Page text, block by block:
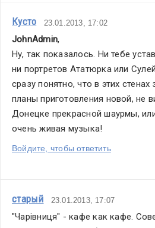
Кусто 23.01.2013, 17:02
JohnAdmin,
Ну, так показалось. Ни тебе
ни портретов Ататюрка или
сразу понятно, что в этих
планы приготовления новой, не
Донецке прекрасной шаурмы,
очень живая музыка!
Войдите, чтобы ответить
старый 23.01.2013, 17:07
"Чарівниця" - кафе как кафе.